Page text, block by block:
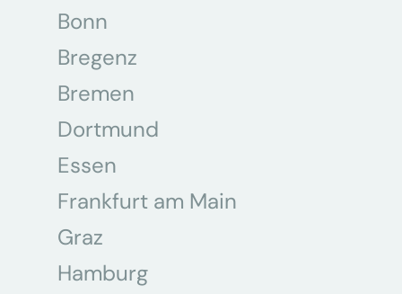
Bonn
Bregenz
Bremen
Dortmund
Essen
Frankfurt am Main
Graz
Hamburg